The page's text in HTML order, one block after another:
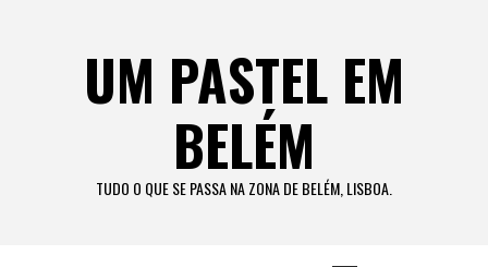
UM PASTEL EM
BELÉM
TUDO O QUE SE PASSA NA ZONA DE BELÉM, LISBOA.